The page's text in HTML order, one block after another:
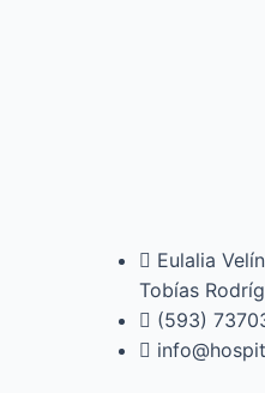
Eulalia
Tobías
(593)